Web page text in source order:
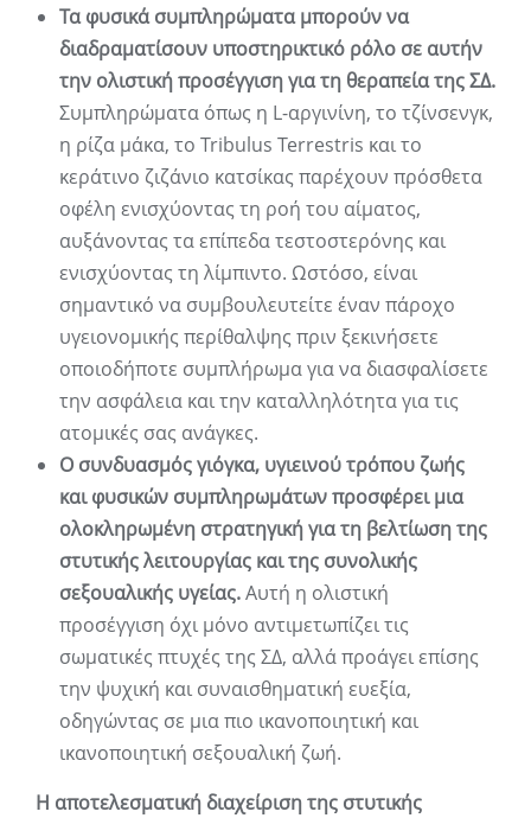
Τα φυσικά συμπληρώματα μπορούν να
διαδραματίσουν υποστηρικτικό ρόλο σε αυτήν
την ολιστική προσέγγιση για τη θεραπεία της ΣΔ.
Συμπληρώματα όπως η L-αργινίνη, το τζίνσενγκ,
η ρίζα μάκα, το Tribulus Terrestris και το
κεράτινο ζιζάνιο κατσίκας παρέχουν πρόσθετα
οφέλη ενισχύοντας τη ροή του αίματος,
αυξάνοντας τα επίπεδα τεστοστερόνης και
ενισχύοντας τη λίμπιντο. Ωστόσο, είναι
σημαντικό να συμβουλευτείτε έναν πάροχο
υγειονομικής περίθαλψης πριν ξεκινήσετε
οποιοδήποτε συμπλήρωμα για να διασφαλίσετε
την ασφάλεια και την καταλληλότητα για τις
ατομικές σας ανάγκες.
Ο συνδυασμός γιόγκα, υγιεινού τρόπου ζωής
και φυσικών συμπληρωμάτων προσφέρει μια
ολοκληρωμένη στρατηγική για τη βελτίωση της
στυτικής λειτουργίας και της συνολικής
σεξουαλικής υγείας.Αυτή η ολιστική
προσέγγιση όχι μόνο αντιμετωπίζει τις
σωματικές πτυχές της ΣΔ, αλλά προάγει επίσης
την ψυχική και συναισθηματική ευεξία,
οδηγώντας σε μια πιο ικανοποιητική και
ικανοποιητική σεξουαλική ζωή.
Η αποτελεσματική διαχείριση της στυτικής